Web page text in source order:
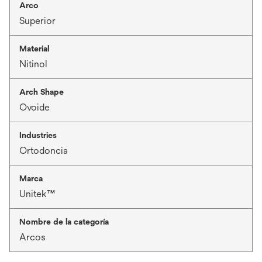
Arco
Superior
Material
Nitinol
Arch Shape
Ovoide
Industries
Ortodoncia
Marca
Unitek™
Nombre de la categoría
Arcos